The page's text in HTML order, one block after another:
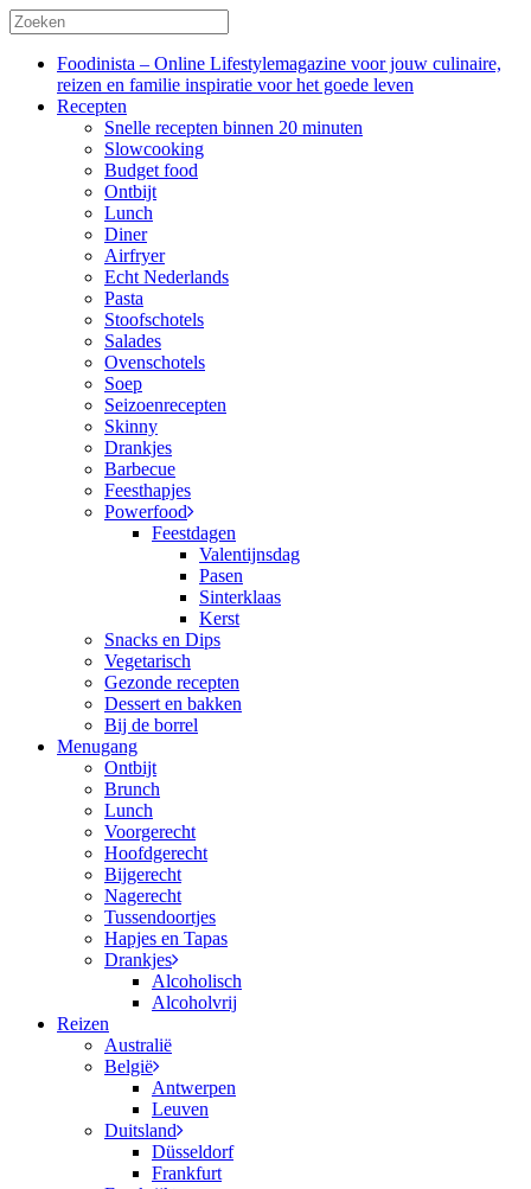
Foodinista – Online Lifestylemagazine voor jouw culinaire,
reizen en familie inspiratie voor het goede leven
Recepten
Snelle recepten binnen 20 minuten
Slowcooking
Budget food
Ontbijt
Lunch
Diner
Airfryer
Echt Nederlands
Pasta
Stoofschotels
Salades
Ovenschotels
Soep
Seizoenrecepten
Skinny
Drankjes
Barbecue
Feesthapjes
Powerfood
Feestdagen
Valentijnsdag
Pasen
Sinterklaas
Kerst
Snacks en Dips
Vegetarisch
Gezonde recepten
Dessert en bakken
Bij de borrel
Menugang
Ontbijt
Brunch
Lunch
Voorgerecht
Hoofdgerecht
Bijgerecht
Nagerecht
Tussendoortjes
Hapjes en Tapas
Drankjes
Alcoholisch
Alcoholvrij
Reizen
Australië
België
Antwerpen
Leuven
Duitsland
Düsseldorf
Frankfurt